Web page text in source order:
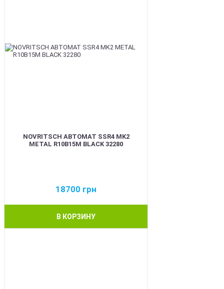
NOVRITSCH АВТОМАТ SSR4 MK2
METAL R10B15M BLACK 32280
18700 грн
В КОРЗИНУ